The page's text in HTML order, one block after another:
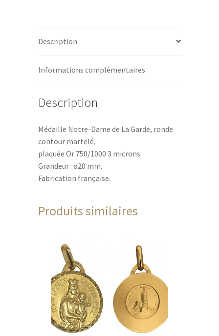
Description
Informations complémentaires
Description
Médaille Notre-Dame de La Garde, ronde
contour martelé,
plaquée Or 750/1000 3 microns.
Grandeur : ø20 mm.
Fabrication française.
Produits similaires